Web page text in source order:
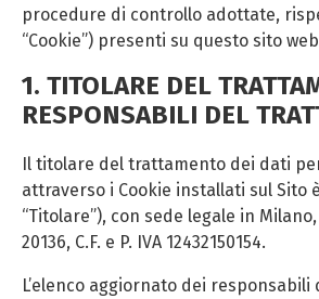
procedure di controllo adottate,
“Cookie”) presenti su questo sito web
1. TITOLARE DEL
RESPONSABILI DEL
Il titolare del trattamento dei dati
attraverso i Cookie installati sul Sito è
“Titolare”), con sede legale in
20136, C.F. e P. IVA 12432150154.
L’elenco aggiornato dei